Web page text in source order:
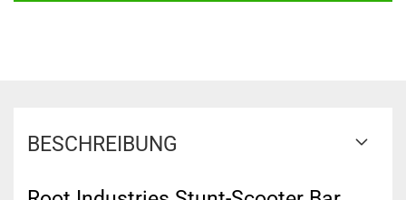
BESCHREIBUNG